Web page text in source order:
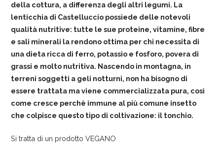
della cottura, a differenza degli altri legumi. La
lenticchia di Castelluccio possiede delle notevoli
qualità nutritive: tutte le sue proteine, vitamine, fibre
e sali minerali la rendono ottima per chi necessita di
una dieta ricca di ferro, potassio e fosforo, povera di
grassi e molto nutritiva. Nascendo in montagna, in
terreni soggetti a geli notturni, non ha bisogno di
essere trattata ma viene commercializzata pura, così
come cresce perchè immune al più comune insetto
che colpisce questo tipo di coltivazione: il tonchio.
Si tratta di un prodotto VEGANO